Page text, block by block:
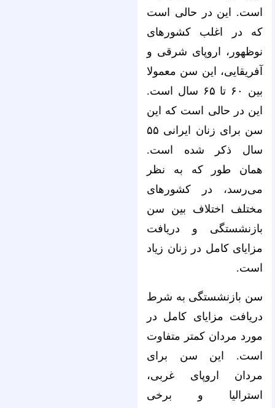
است. این در حالی است
که در اغلب کشورهای
نوظهور، اروپای شرقی و
آفریقایی، این سن معمولا
بین ۶۰ تا ۶۵ سال است.
این در حالی است که این
سن برای زنان ایرانی ۵۵
سال ذکر شده است.
همان طور که به نظر
می‌رسد، در کشورهای
مختلف اختلاف بین سن
بازنشستگی و دریافت
مزایای کامل در زنان زیاد
است.
سن بازنشستگی به شرط
دریافت مزایای کامل در
مورد مردان کمتر متفاوت
است. این سن برای
مردان اروپای غربی،
استرالیا و برخی